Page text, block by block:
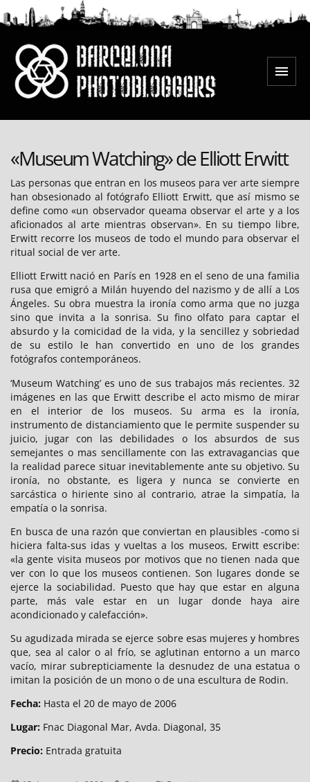
al
Menú
«Museum Watching» de Elliott Erwitt
Las personas que entran en los museos para ver arte siempre
han obsesionado al fotógrafo Elliott Erwitt, que así mismo se
define como «un observador queama observar el arte y a los
aficionados al arte mientras observan». En su tiempo libre,
Erwitt recorre los museos de todo el mundo para observar el
ritual social de ver arte.
Elliott Erwitt nació en París en 1928 en el seno de una familia
rusa que emigró a Milán huyendo del nazismo y de allí a Los
Ángeles. Su obra muestra la ironía como arma que no juzga
sino que invita a la sonrisa. Su fino olfato para captar el
absurdo y la comicidad de la vida, y la sencillez y sobriedad
de su estilo le han convertido en uno de los grandes
fotógrafos contemporáneos.
‘Museum Watching’ es uno de sus trabajos más recientes. 32
imágenes en las que Erwitt describe el acto mismo de mirar
en el interior de los museos. Su arma es la ironía,
instrumento de distanciamiento que le permite suspender su
juicio, jugar con las debilidades o los absurdos de sus
semejantes o mas sencillamente con las extravagancias que
la realidad parece situar inevitablemente ante su objetivo. Su
ironía, no obstante, es ligera y nunca se convierte en
sarcástica o hiriente sino al contrario, atrae la simpatía, la
empatía o la sonrisa.
En busca de una razón que conviertan en plausibles -como si
hiciera falta-sus idas y vueltas a los museos, Erwitt escribe:
«la gente visita museos por motivos que no tienen nada que
ver con lo que los museos contienen. Son lugares donde se
ejerce la sociabilidad. Puesto que hay que estar en alguna
parte, más vale estar en un lugar donde haya aire
acondicionado y calefacción».
Su agudizada mirada se ejerce sobre esas mujeres y hombres
que, sea al calor o al frío, se aglutinan entorno a un marco
vacío, mirar subrepticiamente la desnudez de una estatua o
imitan la posición de un mono o de una escultura de Rodin.
Fecha: Hasta el 20 de mayo de 2006
Lugar: Fnac Diagonal Mar, Avda. Diagonal, 35
Precio: Entrada gratuita